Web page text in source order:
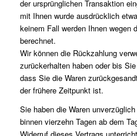
der ursprünglichen Transaktion
mit Ihnen wurde ausdrücklich
keinem Fall werden Ihnen wegen
berechnet.
Wir können die Rückzahlung
zurückerhalten haben oder bis
dass Sie die Waren
der frühere Zeitpunkt ist.
Sie haben die Waren
binnen vierzehn Tagen ab dem